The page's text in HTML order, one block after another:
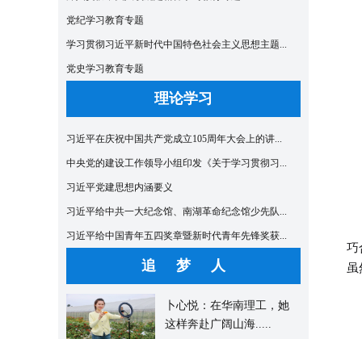
党纪学习教育专题
学习贯彻习近平新时代中国特色社会主义思想主题...
党史学习教育专题
理论学习
习近平在庆祝中国共产党成立105周年大会上的讲...
中央党的建设工作领导小组印发《关于学习贯彻习...
习近平党建思想内涵要义
习近平给中共一大纪念馆、南湖革命纪念馆少先队...
习近平给中国青年五四奖章暨新时代青年先锋奖获...
追 梦 人
卜心悦：在华南理工，她
这样奔赴广阔山海.....
巧
虽